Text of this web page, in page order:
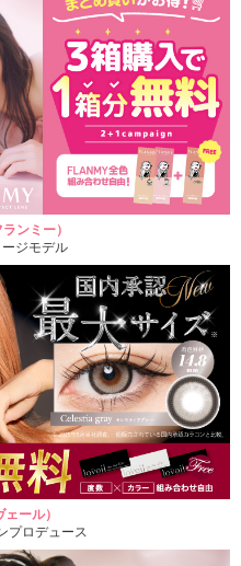
ンミー）
ジモデル
ール）
プロデュース